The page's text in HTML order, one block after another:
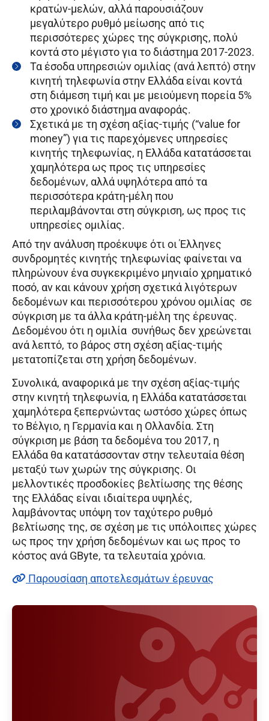
κρατών-μελών, αλλά παρουσιάζουν
μεγαλύτερο ρυθμό μείωσης από τις
περισσότερες χώρες της σύγκρισης, πολύ
κοντά στο μέγιστο για το διάστημα 2017-2023.
Τα έσοδα υπηρεσιών ομιλίας (ανά λεπτό) στην
κινητή τηλεφωνία στην Ελλάδα είναι κοντά
στη διάμεση τιμή και με μειούμενη πορεία 5%
στο χρονικό διάστημα αναφοράς.
Σχετικά με τη σχέση αξίας-τιμής (“value for
money”) για τις παρεχόμενες υπηρεσίες
κινητής τηλεφωνίας, η Ελλάδα κατατάσσεται
χαμηλότερα ως προς τις υπηρεσίες
δεδομένων, αλλά υψηλότερα από τα
περισσότερα κράτη-μέλη που
περιλαμβάνονται στη σύγκριση, ως προς τις
υπηρεσίες ομιλίας.
Από την ανάλυση προέκυψε ότι οι Έλληνες
συνδρομητές κινητής τηλεφωνίας φαίνεται να
πληρώνουν ένα συγκεκριμένο μηνιαίο χρηματικό
ποσό, αν και κάνουν χρήση σχετικά λιγότερων
δεδομένων και περισσότερου χρόνου ομιλίας σε
σύγκριση με τα άλλα κράτη-μέλη της έρευνας.
Δεδομένου ότι η ομιλία συνήθως δεν χρεώνεται
ανά λεπτό, το βάρος στη σχέση αξίας-τιμής
μετατοπίζεται στη χρήση δεδομένων.
Συνολικά, αναφορικά με την σχέση αξίας-τιμής
στην κινητή τηλεφωνία, η Ελλάδα κατατάσσεται
χαμηλότερα ξεπερνώντας ωστόσο χώρες όπως
το Βέλγιο, η Γερμανία και η Ολλανδία. Στη
σύγκριση με βάση τα δεδομένα του 2017, η
Ελλάδα θα κατατάσσονταν στην τελευταία θέση
μεταξύ των χωρών της σύγκρισης. Οι
μελλοντικές προσδοκίες βελτίωσης της θέσης
της Ελλάδας είναι ιδιαίτερα υψηλές,
λαμβάνοντας υπόψη τον ταχύτερο ρυθμό
βελτίωσης της, σε σχέση με τις υπόλοιπες χώρες
ως προς την χρήση δεδομένων και ως προς το
κόστος ανά GByte, τα τελευταία χρόνια.
Παρουσίαση αποτελεσμάτων έρευνας